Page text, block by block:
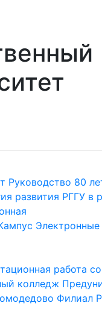
Руководство 80
развития РГГУ в
Электронные
работа
колледж
Филиал